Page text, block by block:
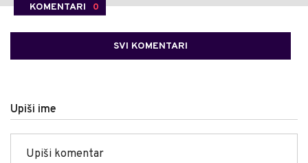
KOMENTARI 0
SVI KOMENTARI
Upiši ime